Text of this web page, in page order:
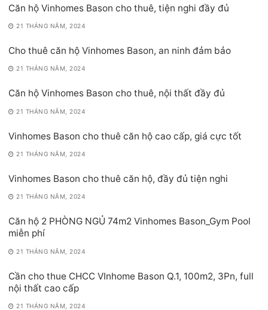
Căn hộ Vinhomes Bason cho thuê, tiện nghi đầy đủ
21 THÁNG NĂM, 2024
Cho thuê căn hộ Vinhomes Bason, an ninh đảm bảo
21 THÁNG NĂM, 2024
Căn hộ Vinhomes Bason cho thuê, nội thất đầy đủ
21 THÁNG NĂM, 2024
Vinhomes Bason cho thuê căn hộ cao cấp, giá cực tốt
21 THÁNG NĂM, 2024
Vinhomes Bason cho thuê căn hộ, đầy đủ tiện nghi
21 THÁNG NĂM, 2024
Căn hộ 2 PHÒNG NGỦ 74m2 Vinhomes Bason_Gym Pool
miễn phí
21 THÁNG NĂM, 2024
Cần cho thue CHCC VInhome Bason Q.1, 100m2, 3Pn, full
nội thất cao cấp
21 THÁNG NĂM, 2024